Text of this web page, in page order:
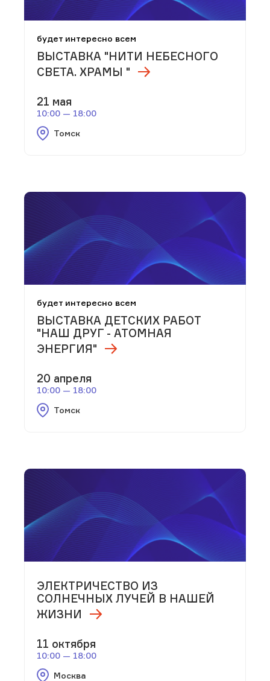
будет интересно всем
ВЫСТАВКА "НИТИ НЕБЕСНОГО
СВЕТА. ХРАМЫ "
21 мая
10:00 — 18:00
Томск
будет интересно всем
ВЫСТАВКА ДЕТСКИХ РАБОТ
"НАШ ДРУГ - АТОМНАЯ
ЭНЕРГИЯ"
20 апреля
10:00 — 18:00
Томск
ЭЛЕКТРИЧЕСТВО ИЗ
СОЛНЕЧНЫХ ЛУЧЕЙ В НАШЕЙ
ЖИЗНИ
11 октября
10:00 — 18:00
Москва